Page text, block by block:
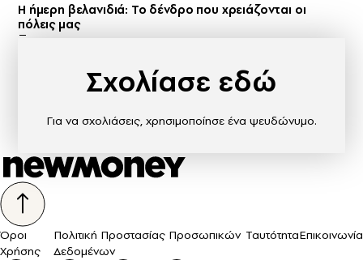
Η ήμερη βελανιδιά: Το δένδρο που χρειάζονται οι
πόλεις μας
Σχολίασε εδώ
Για να σχολιάσεις, χρησιμοποίησε ένα ψευδώνυμο.
Όροι
Χρήσης
Πολιτική Προστασίας Προσωπικών
Δεδομένων
ΤαυτότηταΕπικοινωνία